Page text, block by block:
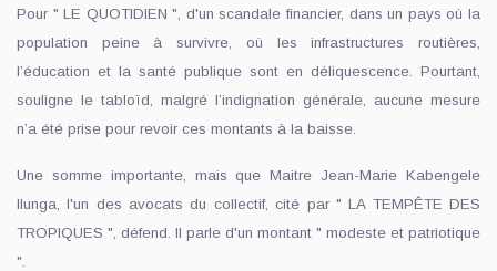
Pour " LE QUOTIDIEN ", d'un scandale financier, dans un pays où la
population peine à survivre, où les infrastructures routières,
l’éducation et la santé publique sont en déliquescence. Pourtant,
souligne le tabloïd, malgré l’indignation générale, aucune mesure
n’a été prise pour revoir ces montants à la baisse.
Une somme importante, mais que Maitre Jean-Marie Kabengele
Ilunga, l'un des avocats du collectif, cité par " LA TEMPÊTE DES
TROPIQUES ", défend. Il parle d'un montant " modeste et patriotique
".